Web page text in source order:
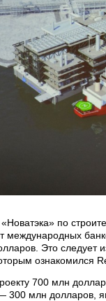
по
Это следует
ознакомился
700 млн
300 млн долларов,